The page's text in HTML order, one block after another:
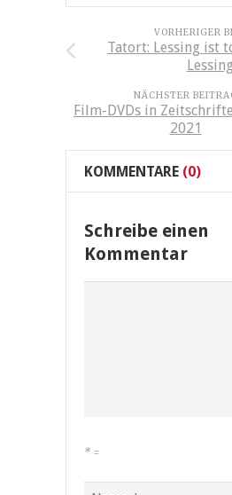
VORHERIGER
Tatort: Lessing ist
NÄCHSTER
Film-DVDs in
2021
KOMMENTARE (0)
Schreibe einen
Kommentar
* =